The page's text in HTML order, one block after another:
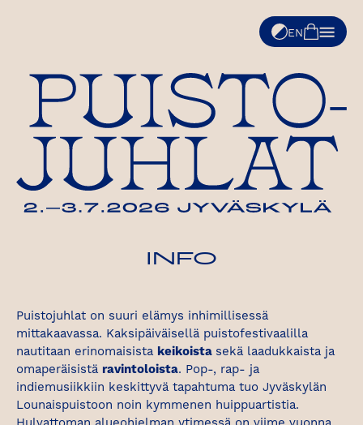
Dark theme
ENIn English
INFO
Puistojuhlat on suuri elämys inhimillisessä
mittakaavassa. Kaksipäiväisellä puistofestivaalilla
nautitaan erinomaisista keikoista sekä laadukkaista ja
omaperäisistä ravintoloista. Pop-, rap- ja
indiemusiikkiin keskittyvä tapahtuma tuo Jyväskylän
Lounaispuistoon noin kymmenen huippuartistia.